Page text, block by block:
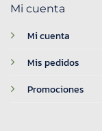
Mi cuenta
Mi cuenta
Mis pedidos
Promociones